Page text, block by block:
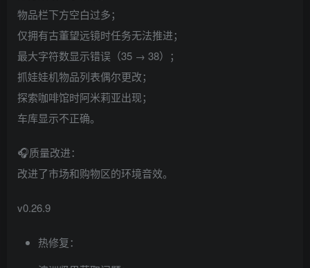
物品栏下方空白过多；
仅拥有古董望远镜时任务无法推进；
最大字符数显示错误（35 → 38）；
抓娃娃机物品列表偶尔更改；
探索咖啡馆时阿米莉亚出现；
车库显示不正确。
🎧质量改进：
改进了市场和购物区的环境音效。
v0.26.9
热修复：